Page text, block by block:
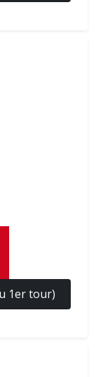
1er tour)